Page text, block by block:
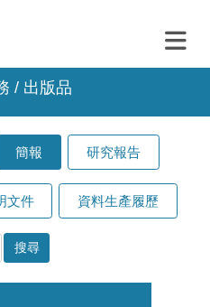
/ 出版品
簡報 研究報告
文件 資料生產履歷